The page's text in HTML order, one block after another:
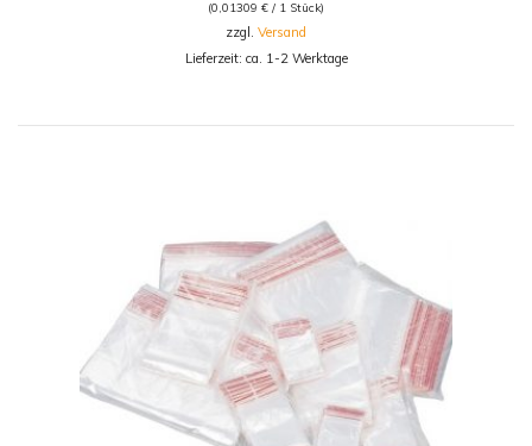
(0,01309 € / 1 Stück)
zzgl. Versand
Lieferzeit: ca. 1-2 Werktage